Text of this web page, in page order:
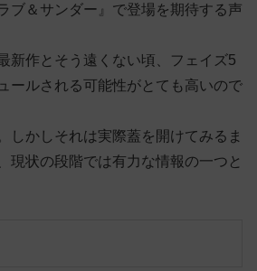
ブ＆サンダー』で登場を期待する声
新作とそう遠くない頃、フェイズ5
ールされる可能性がとても高いので
しかしそれは実際蓋を開けてみるま
現状の段階では有力な情報の一つと